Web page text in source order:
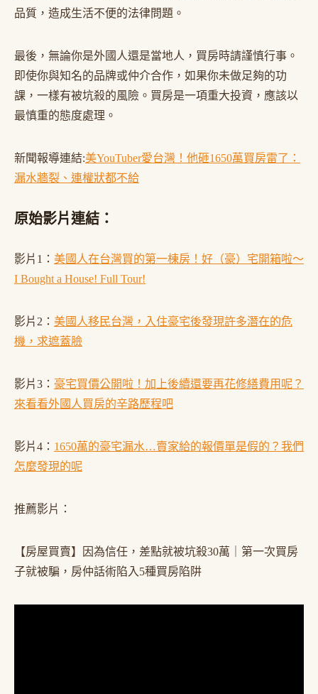
品質，造成生活不便的法律問題。
最後，無論你是外國人還是當地人，買房時請謹慎行事。
即使你與知名的品牌或仲介合作，如果你未做足夠的功
課，一樣有被坑殺的風險。買房是一項重大投資，應該以
最慎重的態度處理。
新聞報導連結:美YouTuber愛台灣！他砸1650萬買房雷了：
漏水牆裂、連權狀都不給
原始影片連結：
影片1： 美國人在台灣買的第一棟房！好（豪）宅開箱啦～
I Bought a House! Full Tour!
影片2： 美國人移民台灣，入住豪宅後發現許多潛在的危
機，求遮蓋臉
影片3： 豪宅買價公開啦！加上後續還要再花修繕費用呢？
來看看外國人買房的辛路歷程吧
影片4： 1650萬的豪宅漏水…賣家給的報價單是假的？我們
怎麼發現的呢
推薦影片：
【房屋買賣】因為信任，差點就被坑殺30萬｜第一次買房
子就被騙，房仲話術陷入5種買房陷阱